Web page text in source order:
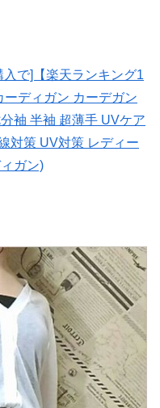
で]【楽天ランキング1
ディガン カーデガン
袖 半袖 超薄手 UVケア
対策 UV対策 レディー
ガン)